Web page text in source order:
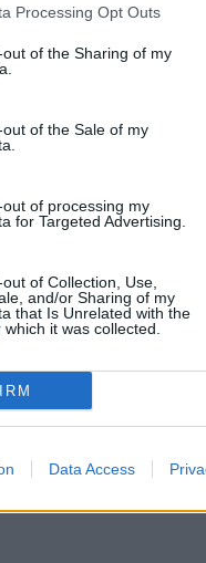
Processing Opt Outs
of the Sharing of my
of the Sale of my
of processing my
for Targeted Advertising.
of Collection, Use,
and/or Sharing of my
that Is Unrelated with the
it was collected.
Data Access
είχε ακόμα
αντί
έξυπνο branding